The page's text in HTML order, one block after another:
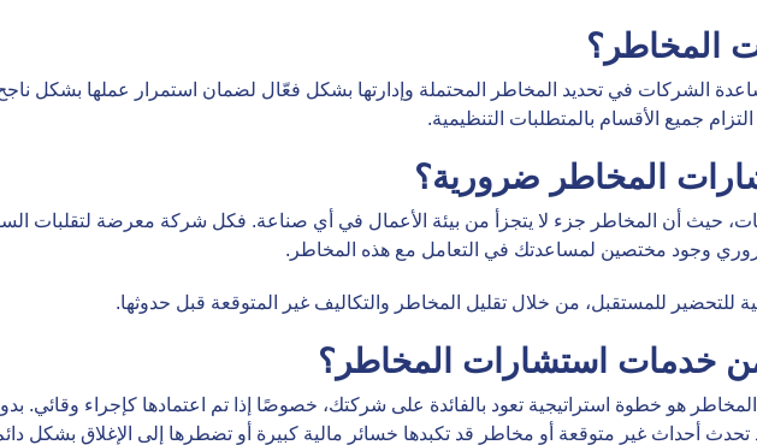
المخاطر؟
الشركات في تحديد المخاطر المحتملة وإدارتها بشكل فعّال لضمان استمرار عملها بشكل
جميع الأقسام بالمتطلبات التنظيمية.
المخاطر ضرورية؟
حيث أن المخاطر جزء لا يتجزأ من بيئة الأعمال في أي صناعة. فكل شركة معرضة لتقلبات
وجود مختصين لمساعدتك في التعامل مع هذه المخاطر.
للتحضير للمستقبل، من خلال تقليل المخاطر والتكاليف غير المتوقعة قبل حدوثها.
خدمات استشارات المخاطر؟
هو خطوة استراتيجية تعود بالفائدة على شركتك، خصوصًا إذا تم اعتمادها كإجراء وقائي.
أحداث غير متوقعة أو مخاطر قد تكبدها خسائر مالية كبيرة أو تضطرها إلى الإغلاق بشكل